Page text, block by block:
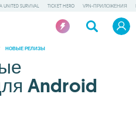
UNITED SURVIVAL TICKET HERO VPN-ПРИЛОЖЕНИЯ
НОВЫЕ РЕЛИЗЫ
Android